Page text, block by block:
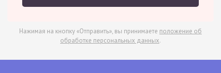
Нажимая на кнопку «Отправить», вы принимаете положение об
обработке персональных данных.